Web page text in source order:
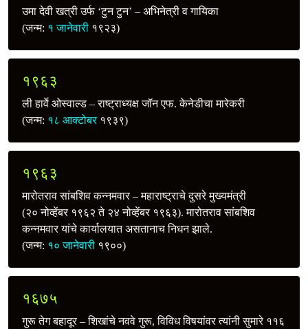
उमा देवी खत्री उर्फ ‘टुन टुन’ – अभिनेत्री व गायिका
(जन्म: १ जानेवारी १९२३)
१९६३
ली हार्वे ओस्वाल्ड – राष्ट्राध्यक्ष जॉन एफ. केनेडीचा मारेकरी
(जन्म: १८ आक्टोबर१९३९)
१९६३
मारोतराव सांबशिव कन्नमवार – महाराष्ट्राचे दुसरे मुख्यमंत्री
(२० नोव्हेंबर १९६२ ते २४ नोव्हेंबर १९६३). मारोतराव सांबशिव
कन्नमवार यांचे कार्यालयात असतानाच निधन झाले.
(जन्म: १० जानेवारी १९००)
१६७५
गुरू तेग बहादूर – शिखांचे नववे गुरू, विविध विषयांवर त्यांनी सुमारे ११६